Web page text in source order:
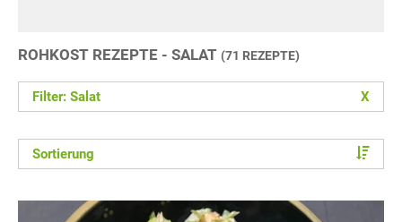
ROHKOST REZEPTE - SALAT (71 REZEPTE)
Filter: Salat X
Sortierung